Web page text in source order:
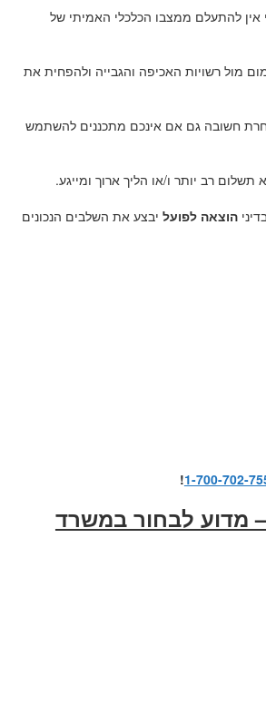
אין להתעלם ממצבו הכלכלי האמיתי של
מול רשויות האכיפה והגבייה ולהפחית את
חשובה גם אם אינכם מתכננים להשתמש
רב יותר ו/או הליך ארוך ומייגע.
הוצאה לפועל יבצע את השלבים הנכונים
1-700-702-
!
מדוע לבחור במשרד